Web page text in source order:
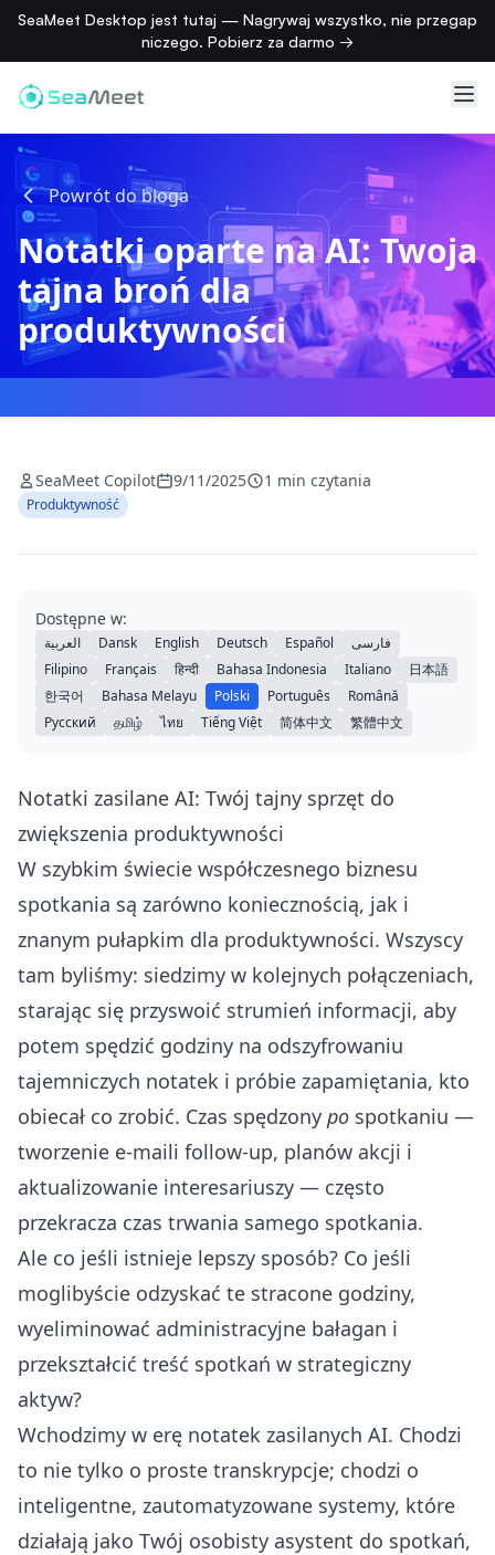
SeaMeet Desktop jest tutaj — Nagrywaj wszystko, nie przegap
niczego. Pobierz za darmo →
Powrót do bloga
Notatki oparte na AI: Twoja
tajna broń dla
produktywności
SeaMeet Copilot 9/11/2025 1 min czytania
Produktywność
Dostępne w:
العربية Dansk English Deutsch Español
فارسی
Filipino
Français हिन्दी Bahasa Indonesia Italiano
日本語
한국어
Bahasa Melayu Polski Português
Română
Русский
தமிழ் ไทย Tiếng Việt 简体中文 繁體中文
Notatki zasilane AI: Twój tajny sprzęt do
zwiększenia produktywności
W szybkim świecie współczesnego biznesu
spotkania są zarówno koniecznością, jak i
znanym pułapkim dla produktywności. Wszyscy
tam byliśmy: siedzimy w kolejnych połączeniach,
starając się przyswoić strumień informacji, aby
potem spędzić godziny na odszyfrowaniu
tajemniczych notatek i próbie zapamiętania, kto
obiecał co zrobić. Czas spędzony po spotkaniu —
tworzenie e-maili follow-up, planów akcji i
aktualizowanie interesariuszy — często
przekracza czas trwania samego spotkania.
Ale co jeśli istnieje lepszy sposób? Co jeśli
moglibyście odzyskać te stracone godziny,
wyeliminować administracyjne bałagan i
przekształcić treść spotkań w strategiczny
aktyw?
Wchodzimy w erę notatek zasilanych AI. Chodzi
to nie tylko o proste transkrypcje; chodzi o
inteligentne, zautomatyzowane systemy, które
działają jako Twój osobisty asystent do spotkań,